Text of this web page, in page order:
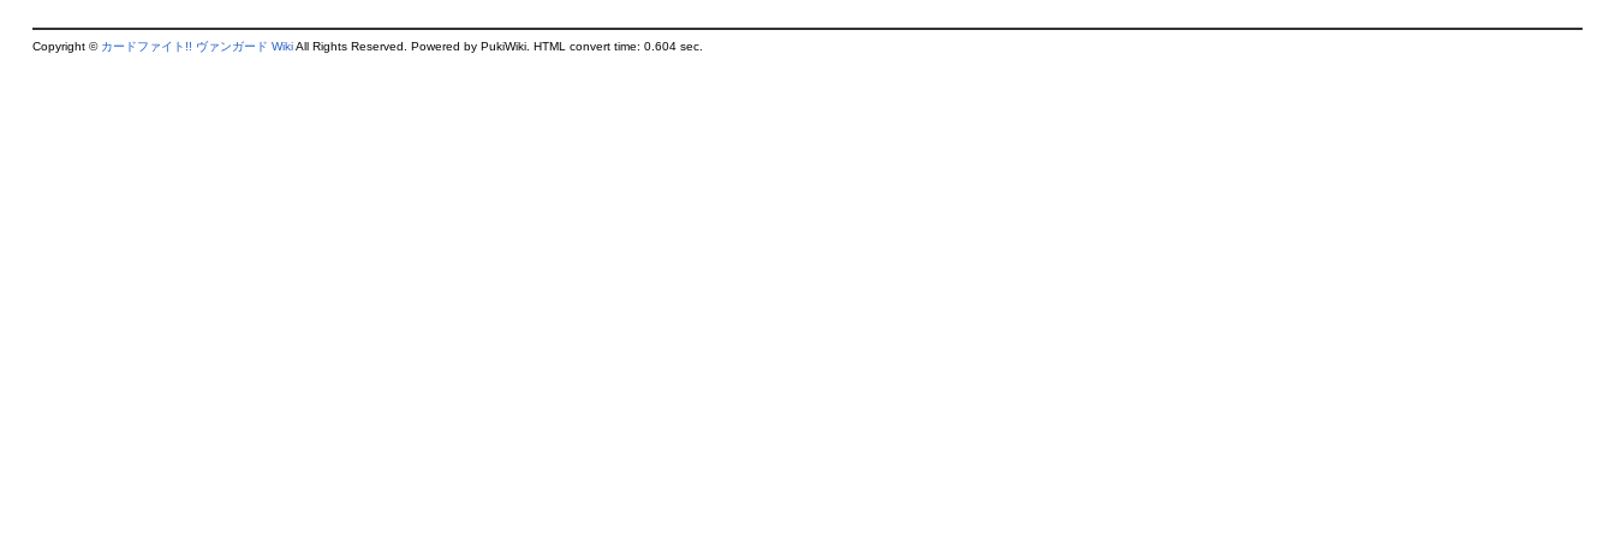
Copyright © カードファイト!! ヴァンガード WikiAll Rights Reserved. Powered by PukiWiki. HTML convert time: 0.604 sec.